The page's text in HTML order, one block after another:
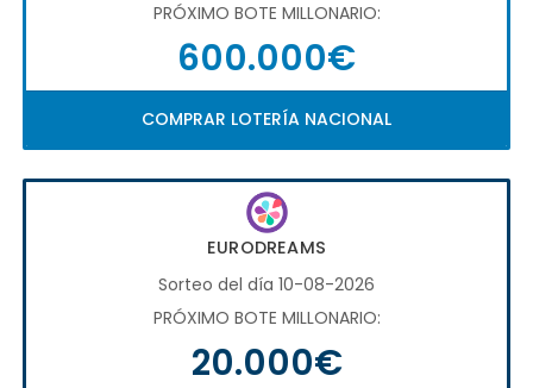
PRÓXIMO BOTE MILLONARIO:
600.000€
COMPRAR LOTERÍA NACIONAL
EURODREAMS
Sorteo del día 10-08-2026
PRÓXIMO BOTE MILLONARIO:
20.000€